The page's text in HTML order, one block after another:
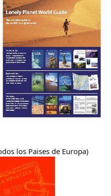
los Paises de Europa)